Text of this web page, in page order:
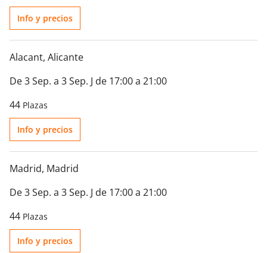
Info y precios
Alacant, Alicante
De 3 Sep. a 3 Sep. J de 17:00 a 21:00
44 Plazas
Info y precios
Madrid, Madrid
De 3 Sep. a 3 Sep. J de 17:00 a 21:00
44 Plazas
Info y precios